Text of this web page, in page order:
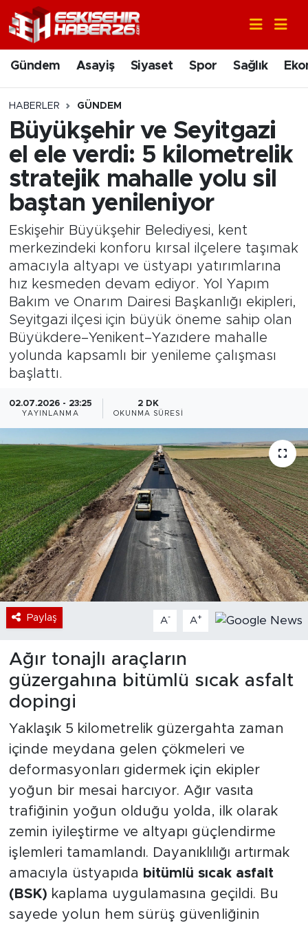
Gündem Asayiş Siyaset Spor Sağlık
HABERLER GÜNDEM
Büyükşehir ve Seyitgazi
el ele verdi: 5 kilometrelik
stratejik mahalle yolu sil
baştan yenileniyor
Eskişehir Büyükşehir Belediyesi, kent
merkezindeki konforu kırsal ilçelere taşımak
amacıyla altyapı ve üstyapı yatırımlarına
hız kesmeden devam ediyor. Yol Yapım
Bakım ve Onarım Dairesi Başkanlığı ekipleri,
Seyitgazi ilçesi için büyük öneme sahip olan
Büyükdere–Yenikent–Yazıdere mahalle
yolunda kapsamlı bir yenileme çalışması
başlattı.
02.07.2026 - 23:25
YAYINLANMA
2 DK
OKUNMA SÜRESI
Paylaş A- A+
Ağır tonajlı araçların
güzergahına bitümlü sıcak asfalt
dopingi
Yaklaşık 5 kilometrelik güzergahta zaman
içinde meydana gelen çökmeleri ve
deformasyonları gidermek için ekipler
yoğun bir mesai harcıyor. Ağır vasıta
trafiğinin yoğun olduğu yolda, ilk olarak
zemin iyileştirme ve altyapı güçlendirme
işlemleri tamamlandı. Dayanıklılığı artırmak
amacıyla üstyapıda bitümlü sıcak asfalt
(BSK) kaplama uygulamasına geçildi. Bu
sayede yolun hem sürüş güvenliğinin
Gündem
Asayiş
Siyaset
Spor
Sağlık
Ekonomi
Eğitim
Sanat
Bölge
Teknoloji
Magazin
Sektör
Nöbetçi Eczaneler
Hava Durumu
Trafik Durumu
Süper Lig Puan Durumu ve Fikstür
Tüm Manşetler
Son Dakika Haberleri
Haber Arşivi